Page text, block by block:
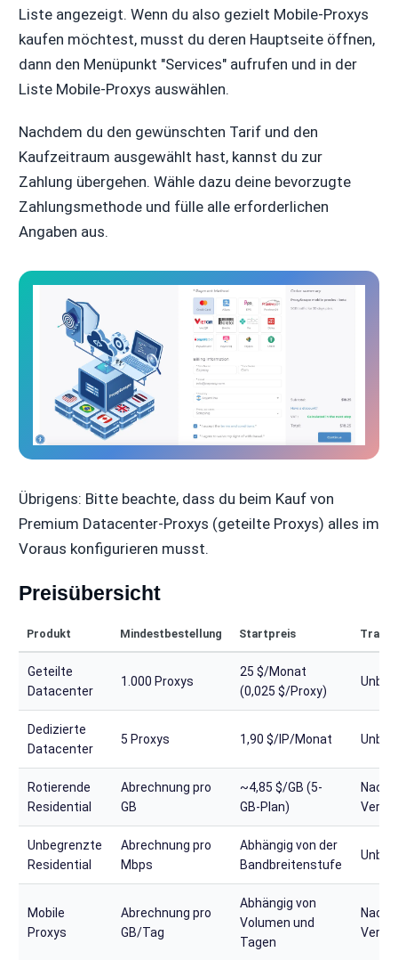
Liste angezeigt. Wenn du also gezielt Mobile-Proxys
kaufen möchtest, musst du deren Hauptseite öffnen,
dann den Menüpunkt "Services" aufrufen und in der
Liste Mobile-Proxys auswählen.
Nachdem du den gewünschten Tarif und den
Kaufzeitraum ausgewählt hast, kannst du zur
Zahlung übergehen. Wähle dazu deine bevorzugte
Zahlungsmethode und fülle alle erforderlichen
Angaben aus.
Übrigens: Bitte beachte, dass du beim Kauf von
Premium Datacenter-Proxys (geteilte Proxys) alles im
Voraus konfigurieren musst.
Preisübersicht
Produkt Mindestbestellung Startpreis Traffic
Geteilte
Datacenter
1.000 Proxys
25 $/Monat
(0,025 $/Proxy)
Dedizierte
Datacenter
5 Proxys 1,90 $/IP/Monat
Rotierende
Residential
Abrechnung pro
GB
~4,85 $/GB (5-
GB-Plan)
Nach
Unbegrenzte
Residential
Abrechnung pro
Mbps
Abhängig von der
Bandbreitenstufe
Mobile
Proxys
Abrechnung pro
GB/Tag
Abhängig von
Volumen und
Tagen
Nach